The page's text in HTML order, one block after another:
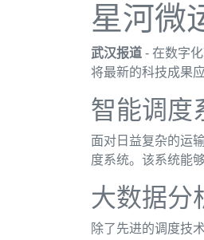
星河微
武汉报道 - 在数字
将最新的科技成果
智能调度
面对日益复杂的运
度系统。该系统能
大数据分
除了先进的调度技